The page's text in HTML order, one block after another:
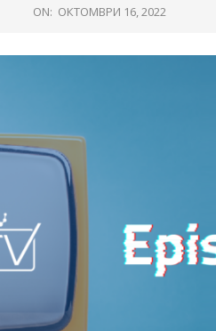
ON: ОКТОМВРИ 16, 2022